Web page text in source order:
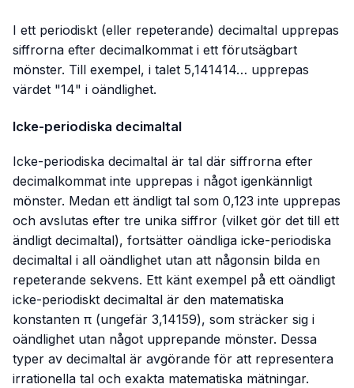
I ett periodiskt (eller repeterande) decimaltal upprepas
siffrorna efter decimalkommat i ett förutsägbart
mönster. Till exempel, i talet 5,141414… upprepas
värdet "14" i oändlighet.
Icke-periodiska decimaltal
Icke-periodiska decimaltal är tal där siffrorna efter
decimalkommat inte upprepas i något igenkännligt
mönster. Medan ett ändligt tal som 0,123 inte upprepas
och avslutas efter tre unika siffror (vilket gör det till ett
ändligt decimaltal), fortsätter oändliga icke-periodiska
decimaltal i all oändlighet utan att någonsin bilda en
repeterande sekvens. Ett känt exempel på ett oändligt
icke-periodiskt decimaltal är den matematiska
konstanten π (ungefär 3,14159), som sträcker sig i
oändlighet utan något upprepande mönster. Dessa
typer av decimaltal är avgörande för att representera
irrationella tal och exakta matematiska mätningar.